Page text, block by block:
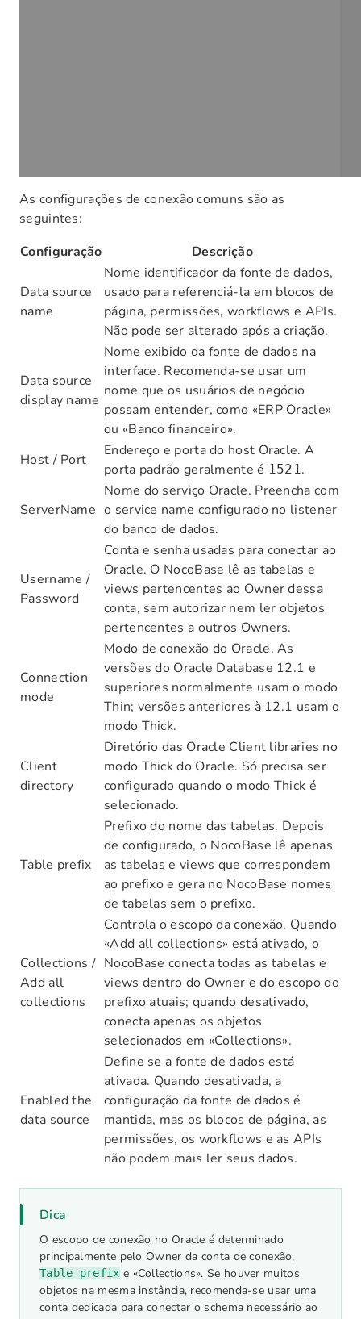
As configurações de conexão comuns são as
seguintes:
Configuração
Descrição
Data source
name
Nome identificador da fonte de dados,
usado para referenciá-la em blocos de
página, permissões, workflows e APIs.
Não pode ser alterado após a criação.
Data source
display name
Nome exibido da fonte de dados na
interface. Recomenda-se usar um
nome que os usuários de negócio
possam entender, como «ERP Oracle»
ou «Banco financeiro».
Host / Port
Endereço e porta do host Oracle. A
porta padrão geralmente é 1521.
ServerName
Nome do serviço Oracle. Preencha com
o service name configurado no listener
do banco de dados.
Username /
Password
Conta e senha usadas para conectar ao
Oracle. O NocoBase lê as tabelas e
views pertencentes ao Owner dessa
conta, sem autorizar nem ler objetos
pertencentes a outros Owners.
Connection
mode
Modo de conexão do Oracle. As
versões do Oracle Database 12.1 e
superiores normalmente usam o modo
Thin; versões anteriores à 12.1 usam o
modo Thick.
Client
directory
Diretório das Oracle Client libraries no
modo Thick do Oracle. Só precisa ser
configurado quando o modo Thick é
selecionado.
Table prefix
Prefixo do nome das tabelas. Depois
de configurado, o NocoBase lê apenas
as tabelas e views que correspondem
ao prefixo e gera no NocoBase nomes
de tabelas sem o prefixo.
Collections /
Add all
collections
Controla o escopo da conexão. Quando
«Add all collections» está ativado, o
NocoBase conecta todas as tabelas e
views dentro do Owner e do escopo do
prefixo atuais; quando desativado,
conecta apenas os objetos
selecionados em «Collections».
Enabled the
data source
Define se a fonte de dados está
ativada. Quando desativada, a
configuração da fonte de dados é
mantida, mas os blocos de página, as
permissões, os workflows e as APIs
não podem mais ler seus dados.
Dica
O escopo de conexão no Oracle é determinado
principalmente pelo Owner da conta de conexão,
Table prefix e «Collections». Se houver muitos
objetos na mesma instância, recomenda-se usar uma
conta dedicada para conectar o schema necessário ao